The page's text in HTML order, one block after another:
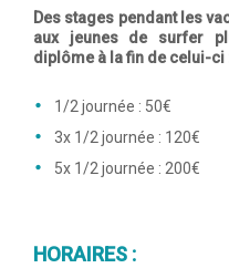
Des stages pendant les
aux jeunes de surfer
diplôme à la fin de celui-ci
1/2 journée : 50€
3x 1/2 journée : 120€
5x 1/2 journée : 200€
HORAIRES :